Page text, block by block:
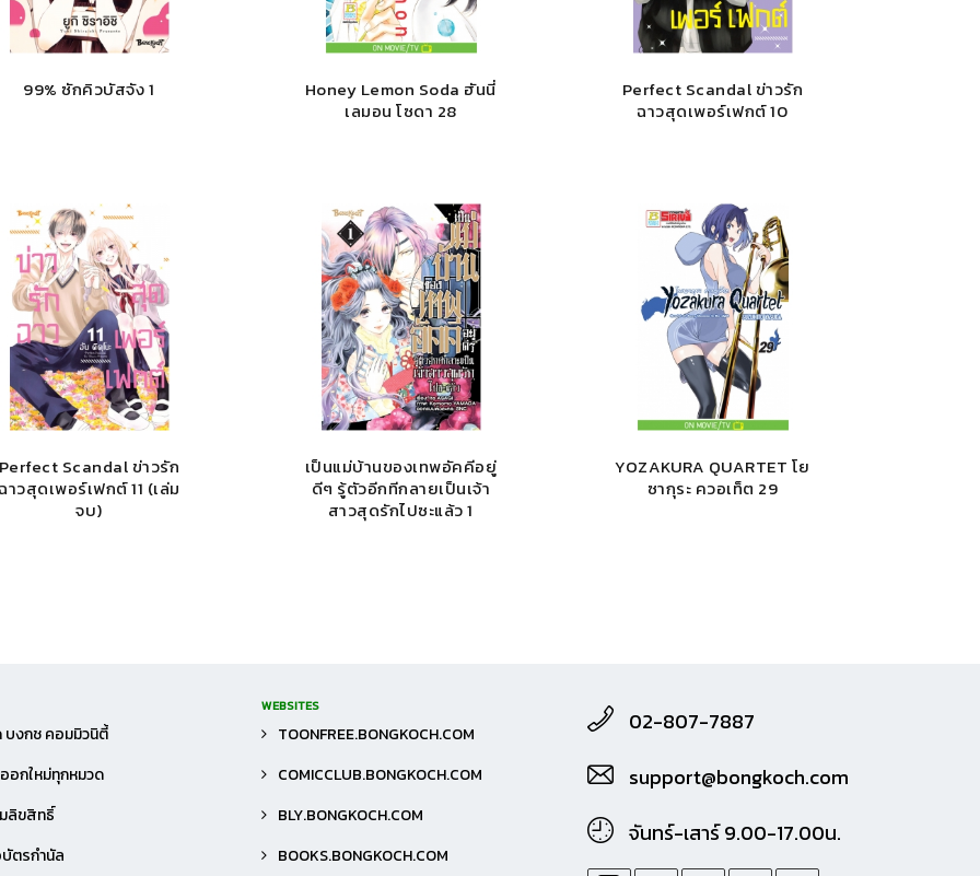
99% ซักคิวบัสจัง 1
Honey Lemon Soda ฮันนี่
เลมอน โซดา 28
Perfect Scandal ข่าวรัก
ฉาวสุดเพอร์เฟกต์ 10
Perfect Scandal ข่าวรัก
ฉาวสุดเพอร์เฟกต์ 11 (เล่ม
จบ)
เป็นแม่บ้านของเทพอัคคีอยู่
ดีๆ รู้ตัวอีกทีกลายเป็นเจ้า
สาวสุดรักไปซะแล้ว 1
YOZAKURA QUARTET โย
ซากุระ ควอเท็ต 29
บงกช คอมมิวนิตี้
อกใหม่ทุกหมวด
ลิขสิทธิ์
ตรกำนัล
WEBSITES
TOONFREE.BONGKOCH.COM
COMICCLUB.BONGKOCH.COM
BLY.BONGKOCH.COM
BOOKS.BONGKOCH.COM
02-807-7887
support@bongkoch.com
จันทร์-เสาร์ 9.00-17.00น.